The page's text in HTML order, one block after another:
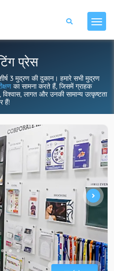
प्रेस
शीर्ष 3 मुद्रण की दुकान। हमारे सभी मुद्रण
का सामना करते हैं, जिसमें ग्राहक
विश्वास, लागत और उनकी सामान्य उत्कृष्टता
हैं!